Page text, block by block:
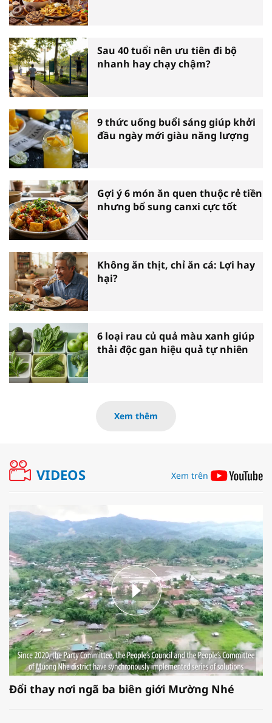
Sau 40 tuổi nên ưu tiên đi bộ
nhanh hay chạy chậm?
9 thức uống buổi sáng giúp khởi
đầu ngày mới giàu năng lượng
Gợi ý 6 món ăn quen thuộc rẻ tiền
nhưng bổ sung canxi cực tốt
Không ăn thịt, chỉ ăn cá: Lợi hay
hại?
6 loại rau củ quả màu xanh giúp
thải độc gan hiệu quả tự nhiên
Xem thêm
VIDEOS Xem trên
Đổi thay nơi ngã ba biên giới Mường Nhé